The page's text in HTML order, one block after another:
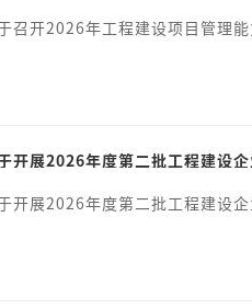
召开2026年工程建设项目管理
开展2026年度第二批工程建设
开展2026年度第二批工程建设